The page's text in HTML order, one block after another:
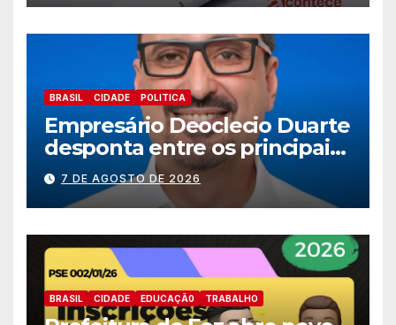
BRASIL CIDADE POLITICA
Empresário Deoclecio Duarte
desponta entre os principais
nomes do União Brasil para
deputado estadual
7 DE AGOSTO DE 2026
BRASIL CIDADE EDUCAÇÃ0 TRABALHO